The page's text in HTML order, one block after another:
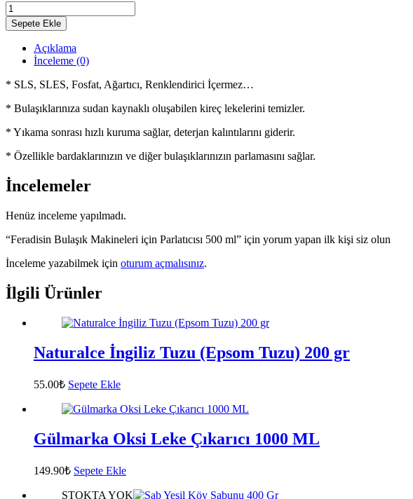
Feradisin
Bulaşık
Makineleri
Parlatıcısı
ml
Sepete Ekle
Açıklama
İnceleme (0)
* SLS, SLES, Fosfat, Ağartıcı, Renklendirici İçermez…
* Bulaşıklarınıza sudan kaynaklı oluşabilen kireç lekelerini temizler.
* Yıkama sonrası hızlı kuruma sağlar, deterjan kalıntılarını giderir.
* Özellikle bardaklarınızın ve diğer bulaşıklarınızın parlamasını sağlar.
İncelemeler
Henüz inceleme yapılmadı.
“Feradisin Bulaşık Makineleri için Parlatıcısı 500 ml” için yorum yapan ilk kişi siz olun
İnceleme yazabilmek için oturum açmalısınız.
İlgili Ürünler
Naturalce İngiliz Tuzu (Epsom Tuzu) 200 gr
55.00₺ Sepete Ekle
Gülmarka Oksi Leke Çıkarıcı 1000 ML
149.90₺ Sepete Ekle
STOKTA YOK